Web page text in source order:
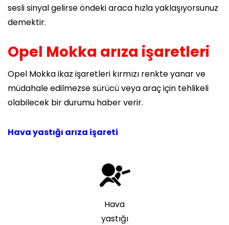
sesli sinyal gelirse öndeki araca hızla yaklaşıyorsunuz
demektir.
Opel Mokka arıza işaretleri
Opel Mokka ikaz işaretleri kırmızı renkte yanar ve
müdahale edilmezse sürücü veya araç için tehlikeli
olabilecek bir durumu haber verir.
Hava yastığı arıza işareti
Hava
yastığı